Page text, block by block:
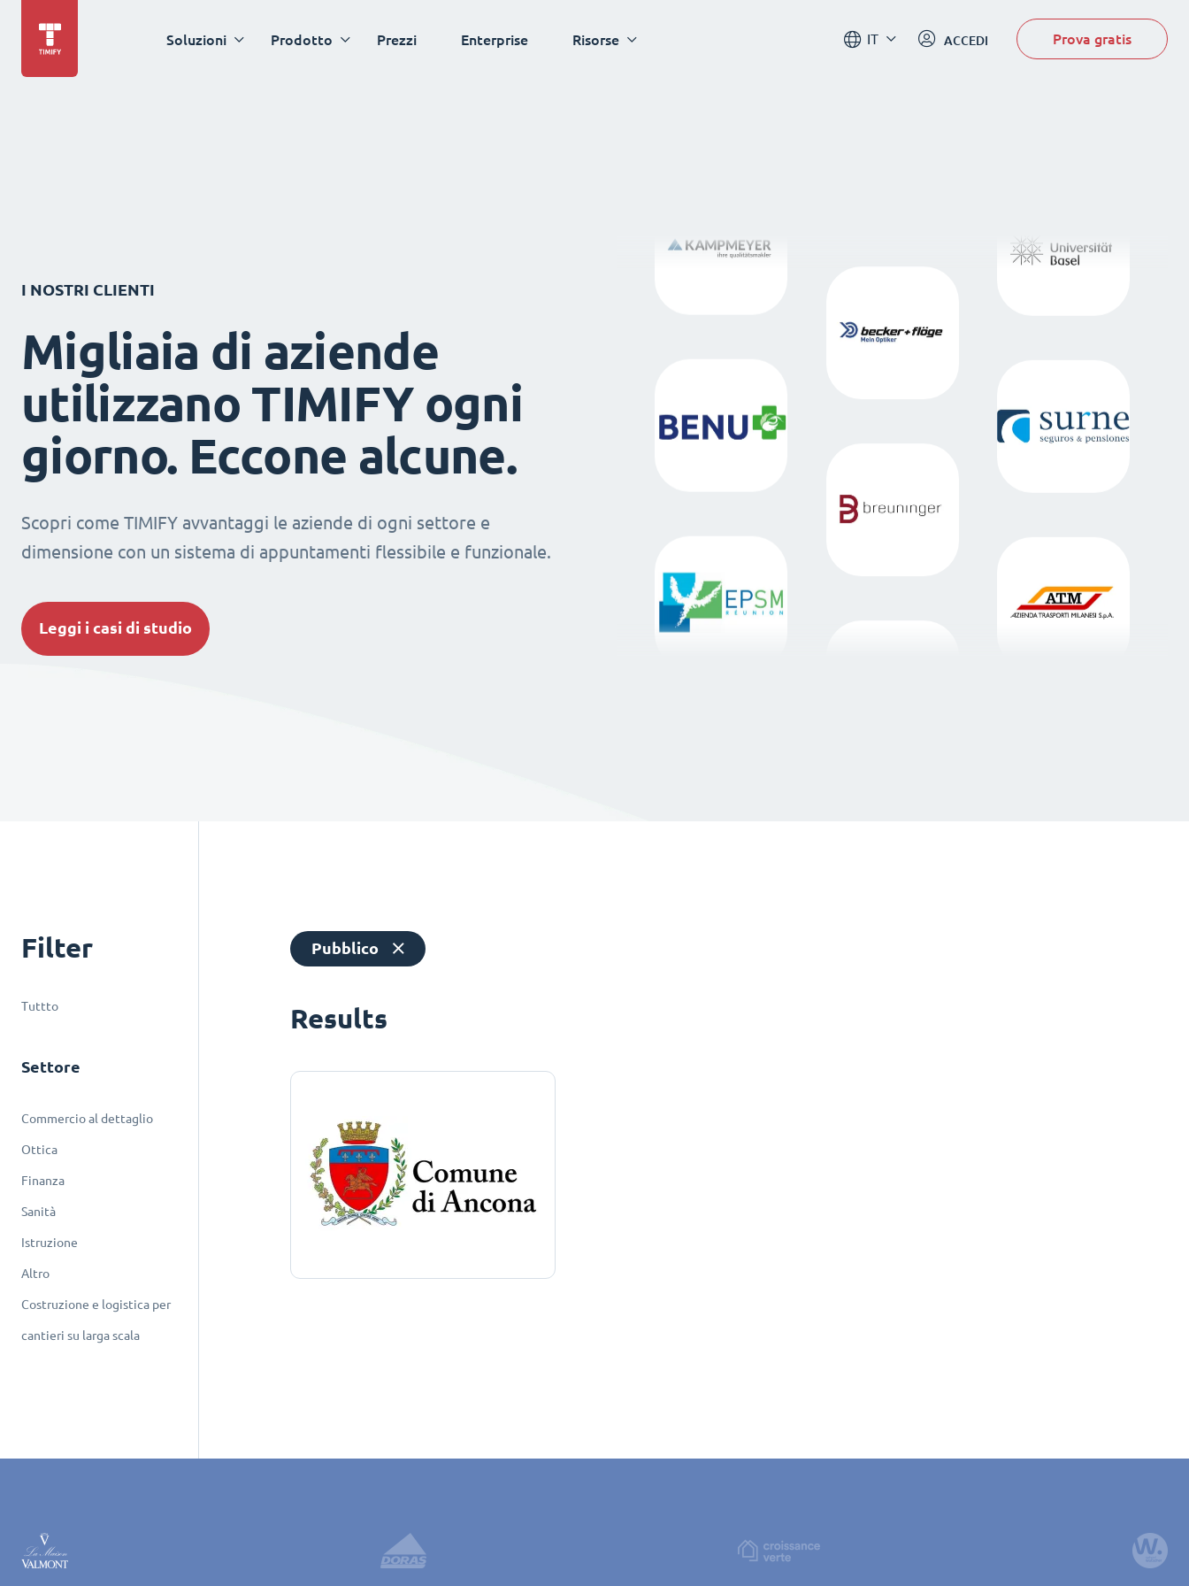
Soluzioni Prodotto Prezzi Enterprise Risorse IT ACCEDI Prova gratis
I NOSTRI CLIENTI
Migliaia di aziende
utilizzano TIMIFY ogni
giorno. Eccone alcune.
Scopri come TIMIFY avvantaggi le aziende di ogni settore e
dimensione con un sistema di appuntamenti flessibile e funzionale.
Leggi i casi di studio
Filter
Tuttto
Settore
Commercio al dettaglio
Ottica
Finanza
Sanità
Istruzione
Altro
Costruzione e logistica per
cantieri su larga scala
Pubblico
Results